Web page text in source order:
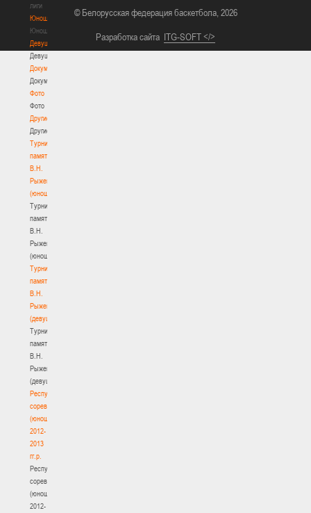
лиги
Юноши
Юноши
Девушки
Девушки
Документы
Документы
Фото
Фото
Другие
Другие
Турнир
памяти
В.Н.
Рыженкова
(юноши)
Турнир
памяти
В.Н.
Рыженкова
(юноши)
Турнир
памяти
В.Н.
Рыженкова
(девушки)
Турнир
памяти
В.Н.
Рыженкова
(девушки)
Республиканские
соревнования
(юноши)
2012-
2013
гг.р.
Республиканские
соревнования
(юноши)
2012-
© Белорусская федерация баскетбола, 2026
Разработка сайта ITG-SOFT </>